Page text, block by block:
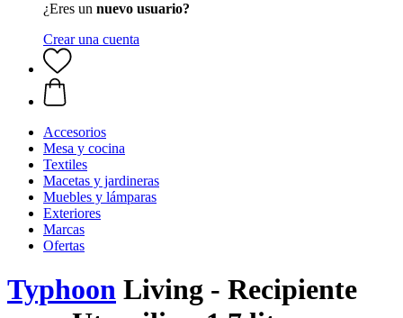
¿Eres un nuevo usuario?
Crear una cuenta
Accesorios
Mesa y cocina
Textiles
Macetas y jardineras
Muebles y lámparas
Exteriores
Marcas
Ofertas
Typhoon Living - Recipiente